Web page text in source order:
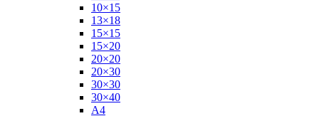
10×15
13×18
15×15
15×20
20×20
20×30
30×30
30×40
A4